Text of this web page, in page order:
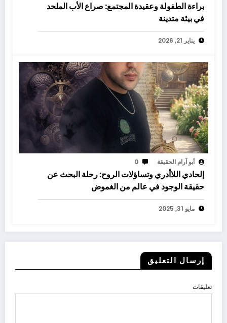
براءة الطفولة وعقيدة المجتمع: صراع الأب الملحد
في بيئة متدينة
يناير 21, 2026
أبو آرام الحقيقة 0
إلحادي اللاأدري وتساؤلات الروح: رحلة البحث عن
حقيقة الوجود في عالم من الغموض
مايو 31, 2025
إرسال التعليق
تعليقات